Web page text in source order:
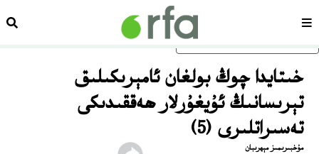
ئاساسلىق مەزمۇنغا ئاتلاڭسەھىپە
خىتايدا چوڭ بولغان ئامېرىكىلىق
تېرىسانىڭ ئۇيغۇرلار ھەققىدىكى
تەسىراتلىرى (5)
مۇخبىرىمىز مېھرىبان